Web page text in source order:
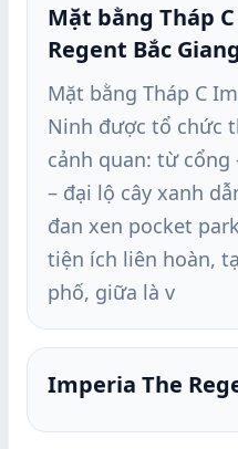
Mặt bằng Tháp
Regent Bắc Giang
Mặt bằng Tháp C
Ninh được tổ chức
cảnh quan: từ
– đại lộ cây xanh
đan xen pocket
tiện ích liên hoàn,
phố, giữa là v
Imperia The